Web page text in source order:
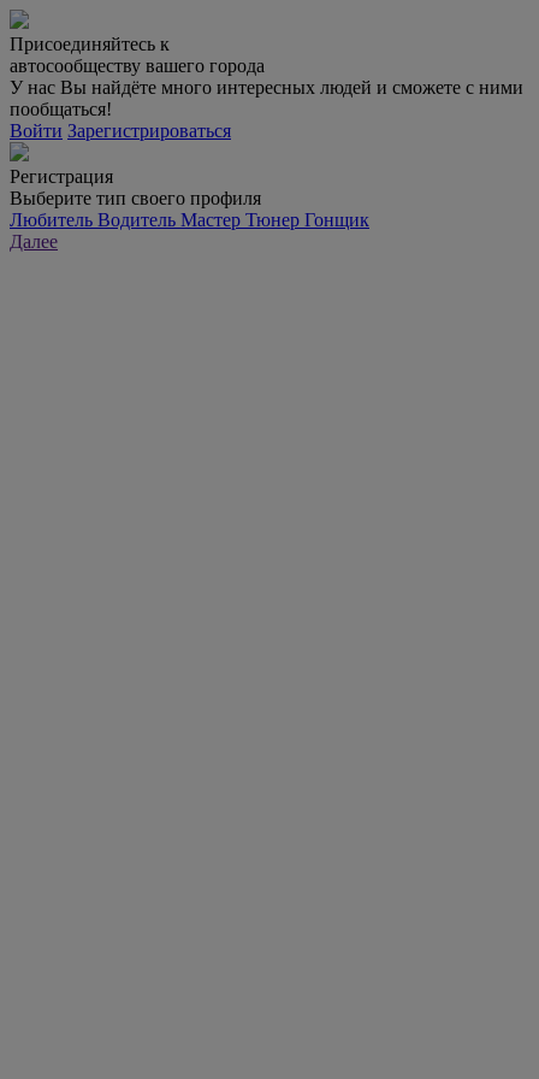
Присоединяйтесь к
автосообществу вашего города
У нас Вы найдёте много интересных людей и сможете с ними
пообщаться!
Войти Зарегистрироваться
Регистрация
Выберите тип своего профиля
Любитель Водитель Мастер Тюнер Гонщик
Далее